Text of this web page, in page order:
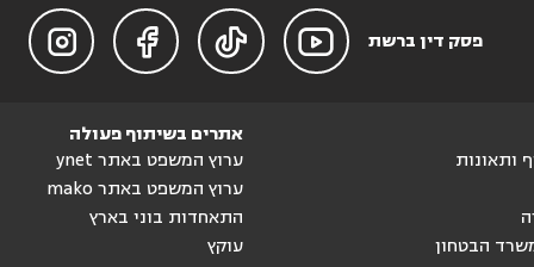
פסק דין ברשת 



ותאונות
הבטחון
אתרים בשיתוף פעולה
ערוץ המשפט באתר ynet
ערוץ המשפט באתר mako
התאחדות בוני בארץ
עוקץ